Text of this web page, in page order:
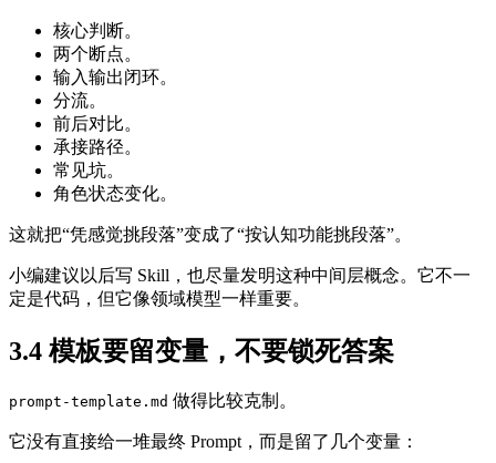
核心判断。
两个断点。
输入输出闭环。
分流。
前后对比。
承接路径。
常见坑。
角色状态变化。
这就把“凭感觉挑段落”变成了“按认知功能挑段落”。
小编建议以后写 Skill，也尽量发明这种中间层概念。它不一
定是代码，但它像领域模型一样重要。
3.4 模板要留变量，不要锁死答案
prompt-template.md 做得比较克制。
它没有直接给一堆最终 Prompt，而是留了几个变量：